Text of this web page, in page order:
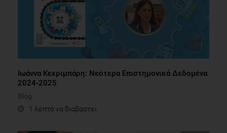
Ιωάννα Κεχριμπάρη: Νεότερα Επιστημονικά Δεδομένα
2024-2025
Blog
1 λεπτό να διαβαστεί